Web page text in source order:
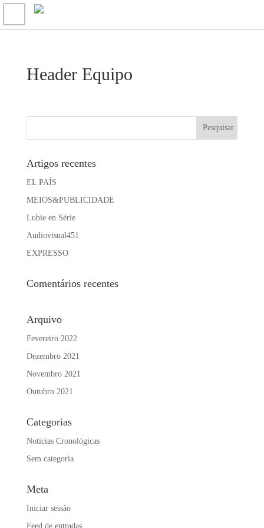
Header Equipo
Artigos recentes
EL PAÍS
MEIOS&PUBLICIDADE
Lubie en Série
Audiovisual451
EXPRESSO
Comentários recentes
Arquivo
Fevereiro 2022
Dezembro 2021
Novembro 2021
Outubro 2021
Categorias
Noticias Cronológicas
Sem categoria
Meta
Iniciar sessão
Feed de entradas